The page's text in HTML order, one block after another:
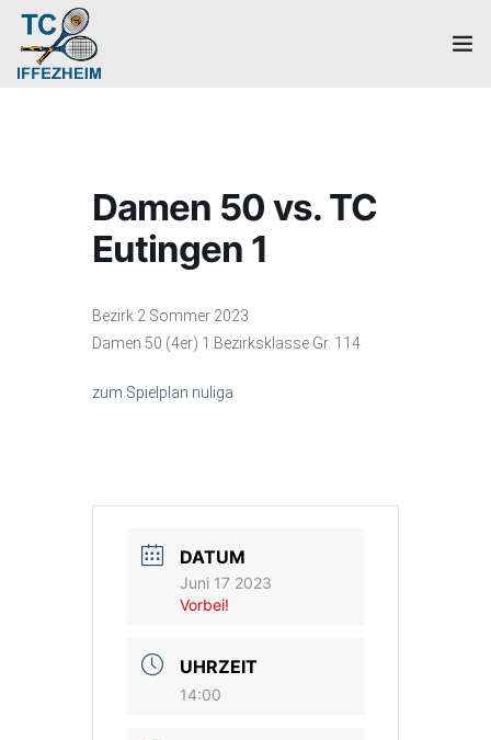
Damen 50 vs. TC
Eutingen 1
Bezirk 2 Sommer 2023
Damen 50 (4er) 1.Bezirksklasse Gr. 114
zum Spielplan nuliga
DATUM
Juni 17 2023
Vorbei!
UHRZEIT
14:00